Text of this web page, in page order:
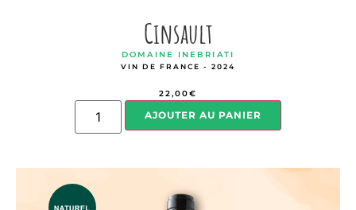
Cinsault
DOMAINE INEBRIATI
VIN DE FRANCE - 2024
22,00€
AJOUTER AU PANIER